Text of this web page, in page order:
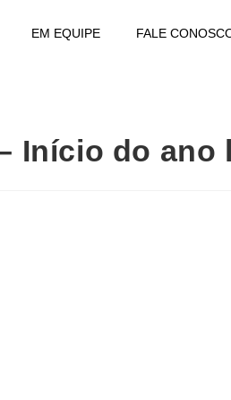
EM EQUIPE FALE
Início do ano